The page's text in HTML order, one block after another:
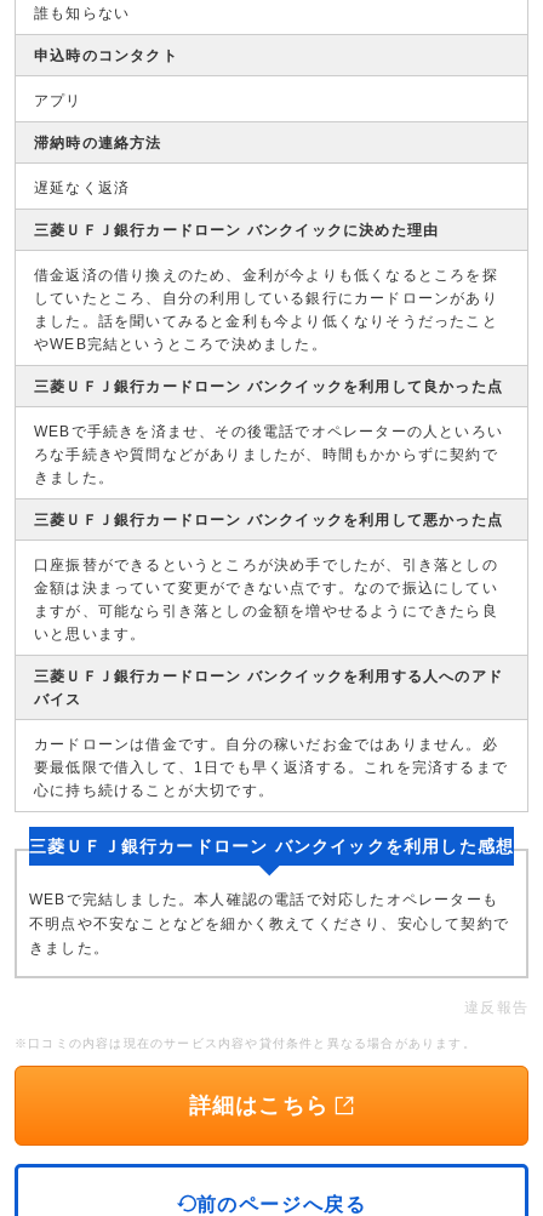
誰も知らない
申込時のコンタクト
アプリ
滞納時の連絡方法
遅延なく返済
三菱ＵＦＪ銀行カードローン バンクイックに決めた理由
借金返済の借り換えのため、金利が今よりも低くなるところを探
していたところ、自分の利用している銀行にカードローンがあり
ました。話を聞いてみると金利も今より低くなりそうだったこと
やWEB完結というところで決めました。
三菱ＵＦＪ銀行カードローン バンクイックを利用して良かった点
WEBで手続きを済ませ、その後電話でオペレーターの人といろい
ろな手続きや質問などがありましたが、時間もかからずに契約で
きました。
三菱ＵＦＪ銀行カードローン バンクイックを利用して悪かった点
口座振替ができるというところが決め手でしたが、引き落としの
金額は決まっていて変更ができない点です。なので振込にしてい
ますが、可能なら引き落としの金額を増やせるようにできたら良
いと思います。
三菱ＵＦＪ銀行カードローン バンクイックを利用する人へのアド
バイス
カードローンは借金です。自分の稼いだお金ではありません。必
要最低限で借入して、1日でも早く返済する。これを完済するまで
心に持ち続けることが大切です。
三菱ＵＦＪ銀行カードローン バンクイックを利用した感想
WEBで完結しました。本人確認の電話で対応したオペレーターも
不明点や不安なことなどを細かく教えてくださり、安心して契約で
きました。
違反報告
※口コミの内容は現在のサービス内容や貸付条件と異なる場合があります。
詳細はこちら
前のページへ戻る